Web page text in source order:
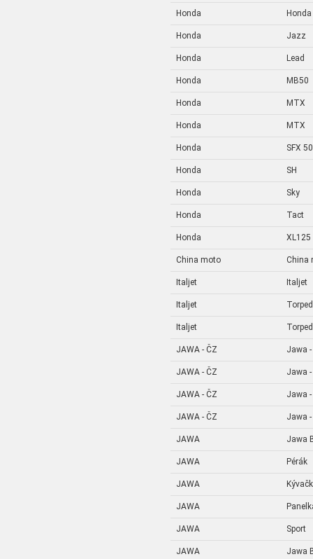
Honda Honda
Honda Jazz
Honda Lead
Honda MB50
Honda MTX
Honda MTX
Honda SFX 50
Honda SH
Honda Sky
Honda Tact
Honda XL125
China moto China
Italjet Italjet
Italjet
Italjet
JAWA - ČZ Jawa
JAWA - ČZ Jawa
JAWA - ČZ Jawa
JAWA - ČZ Jawa
JAWA Jawa
JAWA Pérák
JAWA
JAWA
JAWA Sport
JAWA Jawa